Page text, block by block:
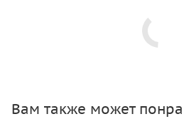
Вам также может